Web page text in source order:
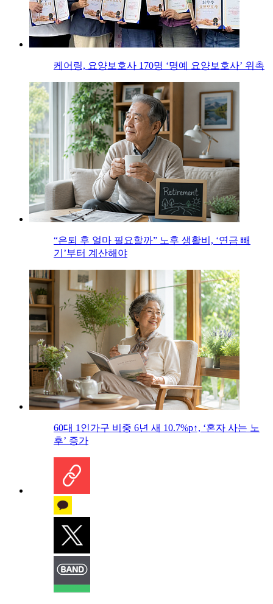
케어링, 요양보호사 170명 ‘명예 요양보호사’ 위촉
“은퇴 후 얼마 필요할까” 노후 생활비, ‘연금 빼
기’부터 계산해야
60대 1인가구 비중 6년 새 10.7%p↑, ‘혼자 사는 노
후’ 증가